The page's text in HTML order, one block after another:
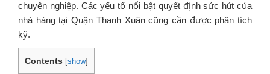
chuyên nghiệp. Các yếu tố nổi bật quyết định sức hút của
nhà hàng tại Quận Thanh Xuân cũng cần được phân tích
kỹ.
Contents [show]